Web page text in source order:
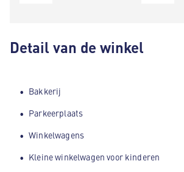
Detail van de winkel
Bakkerij
Parkeerplaats
Winkelwagens
Kleine winkelwagen voor kinderen